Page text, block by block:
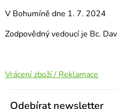
V Bohumíně dne 1. 7. 2024
Zodpovědný vedoucí je Bc.
Vrácení zboží / Reklamace
Odebírat newsletter